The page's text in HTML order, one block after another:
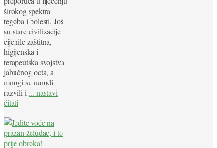
širokog spektra
tegoba i bolesti. Još
su stare civilizacije
cijenile zaštitna,
higijenska i
terapeutska svojstva
jabučnog octa, a
mnogi su narodi
razvili i ... nastavi
čitati